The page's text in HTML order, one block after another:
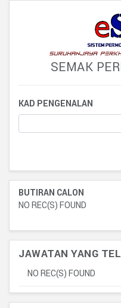
SEMAK
KAD PENGENALAN
BUTIRAN CALON
NO REC(S) FOUND
JAWATAN YANG
NO REC(S) FOUND